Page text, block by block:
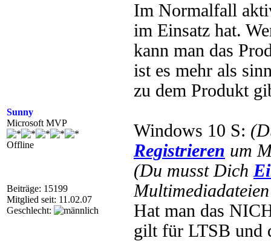
Sunny
Microsoft MVP
Offline
Beiträge: 15199
Mitglied seit: 11.02.07
Geschlecht:
Im Normalfall
im Einsatz hat.
kann man das
ist es mehr als
zu dem Produkt
Windows 10 S:
Registrieren um
(Du musst Dich
Hat man das
gilt für LTSB und